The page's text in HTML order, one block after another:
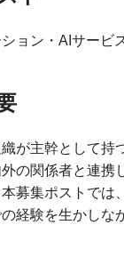
ョン・AIサービ
が主幹として持
の関係者と連携
募集ポストでは
経験を生かしな